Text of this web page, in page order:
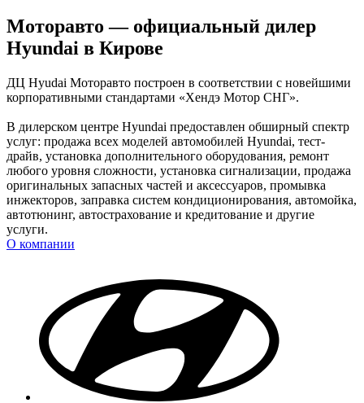
Моторавто — официальный дилер
Hyundai в Кирове
ДЦ Hyudai Моторавто построен в соответствии с новейшими
корпоративными стандартами «Хендэ Мотор СНГ».
В дилерском центре Hyundai предоставлен обширный спектр
услуг: продажа всех моделей автомобилей Hyundai, тест-
драйв, установка дополнительного оборудования, ремонт
любого уровня сложности, установка сигнализации, продажа
оригинальных запасных частей и аксессуаров, промывка
инжекторов, заправка систем кондиционирования, автомойка,
автотюнинг, автострахование и кредитование и другие
услуги.
О компании